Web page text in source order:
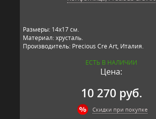
Размеры: 14x17 см.
Материал: хрусталь.
Производитель: Precious Cre Art, Италия.
ЕСТЬ В НАЛИЧИИ
Цена:
10 270 руб.
Скидки при покупке